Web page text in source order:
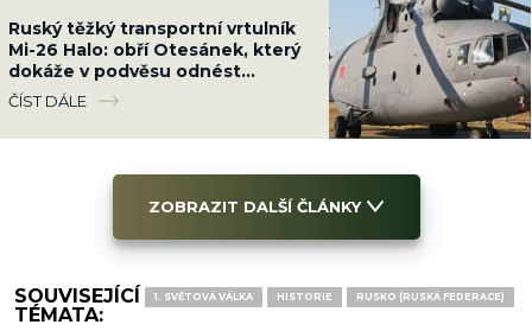
Ruský těžký transportní vrtulník
Mi-26 Halo: obří Otesánek, který
dokáže v podvěsu odnést
dopravní letadlo
ČÍST DÁLE
ZOBRAZIT DALŠÍ ČLÁNKY
SOUVISEJÍCÍ
TÉMATA:
1. SVĚTOVÁ VÁLKA HISTORIE RUSKO (RUSKÁ FEDERACE)